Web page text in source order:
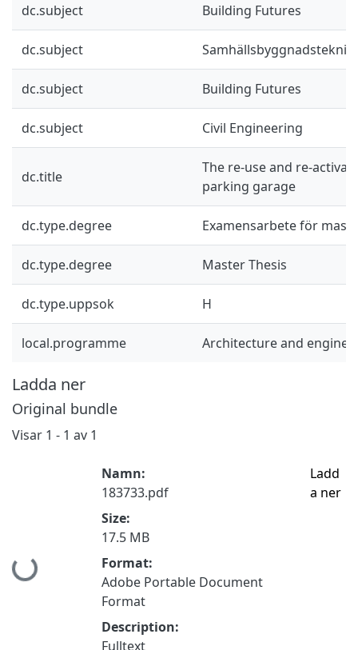
dc.subject Building Futures
dc.subject Samhällsbyggnadsteknik
dc.subject Building Futures
dc.subject Civil Engineering
dc.title
The re-use and re-
parking garage
dc.type.degree Examensarbete för
dc.type.degree Master Thesis
dc.type.uppsok H
local.programme Architecture and
Ladda ner
Original bundle
Visar 1 - 1 av 1
Hämtar...
Namn:
183733.pdf
Size:
17.5 MB
Format:
Adobe Portable Document
Format
Description:
Fulltext
Ladd
a ner